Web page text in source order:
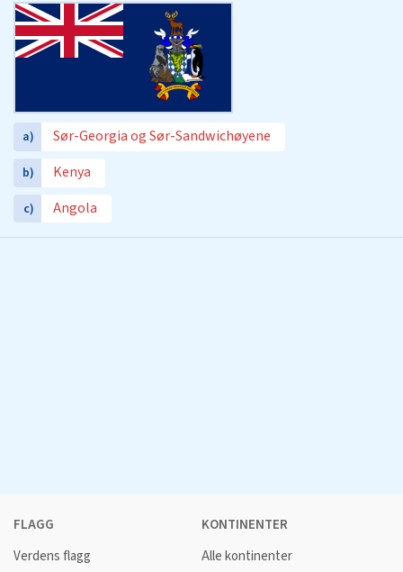
a) Sør-Georgia og Sør-Sandwichøyene
b) Kenya
c) Angola
FLAGG
Verdens flagg
KONTINENTER
Alle kontinenter